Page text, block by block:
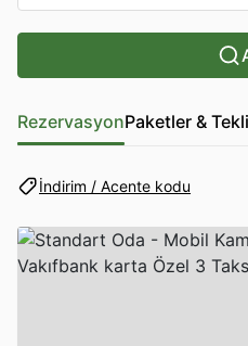
RezervasyonPaketler &
İndirim / Acente kodu